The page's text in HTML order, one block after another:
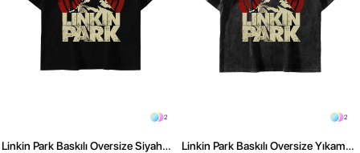
2
Linkin Park Baskılı Oversize Siyah
2
Linkin Park Baskılı Oversize Yıkamalı